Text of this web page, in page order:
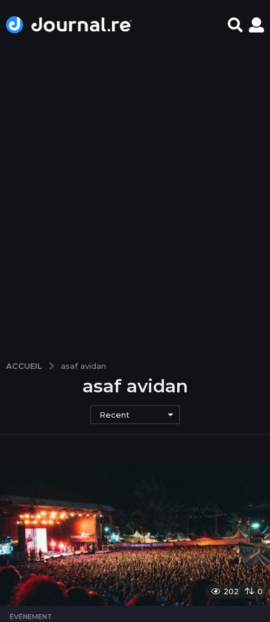
ACCUEIL asaf avidan
asaf avidan
Recent
202 0
ÉVÉNEMENT